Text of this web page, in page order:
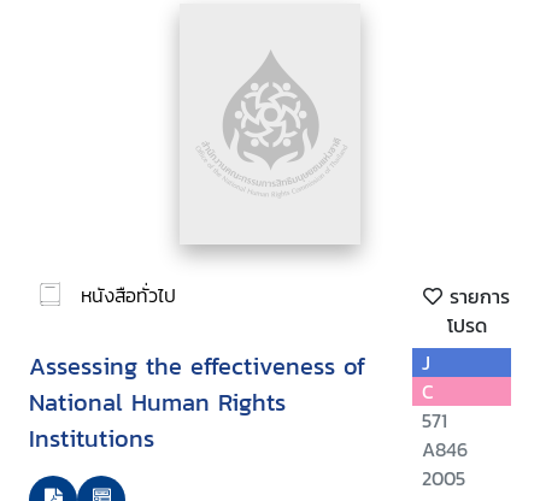
หนังสือทั่วไป
รายการ
โปรด
Assessing the effectiveness of
National Human Rights
Institutions
J
C
571
A846
2005